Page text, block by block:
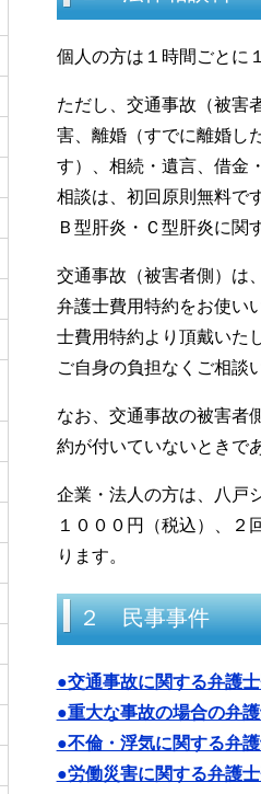
個人の方は１時間ごとに
ただし、交通事故（被害
害、離婚（すでに離婚し
す）、相続・遺言、借金
相談は、初回原則無料で
Ｂ型肝炎・Ｃ型肝炎に関
交通事故（被害者側）は
弁護士費用特約をお使い
士費用特約より頂戴いた
ご自身の負担なくご相談
なお、交通事故の被害者
約が付いていないときで
企業・法人の方は、八戸
１０００円（税込）、２
ります。
２ 民事事件
●交通事故に関する弁護士
●重大な事故の場合の弁護
●不倫・浮気に関する弁
●労働災害に関する弁護士